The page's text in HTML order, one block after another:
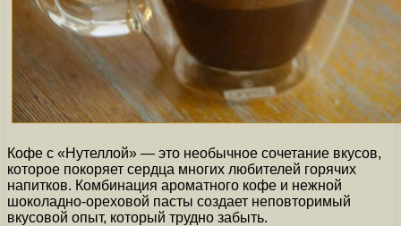
Кофе с «Нутеллой» — это необычное сочетание вкусов,
которое покоряет сердца многих любителей горячих
напитков. Комбинация ароматного кофе и нежной
шоколадно-ореховой пасты создает неповторимый
вкусовой опыт, который трудно забыть.